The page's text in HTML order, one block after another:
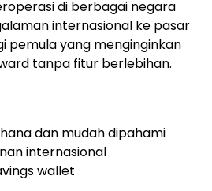
di berbagai negara
internasional ke pasar
pemula yang menginginkan
tanpa fitur berlebihan.
dan mudah dipahami
internasional
wallet